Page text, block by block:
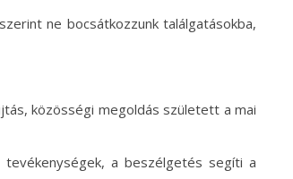
ne bocsátkozzunk találgatásokba,
közösségi megoldás született a mai
a beszélgetés segíti a